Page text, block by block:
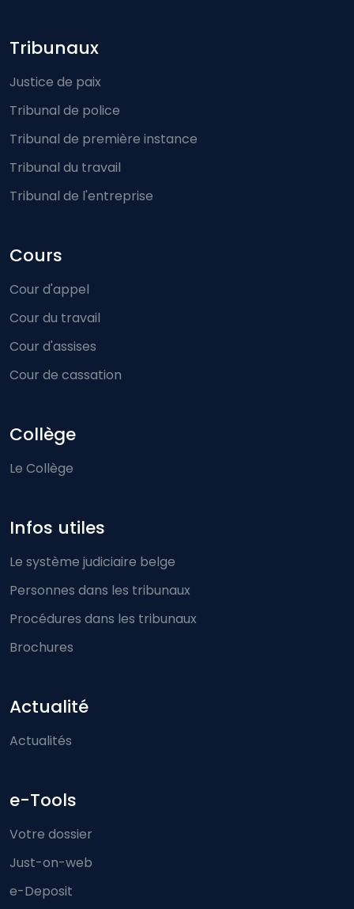
Footer-menu
Tribunaux
Justice de paix
Tribunal de police
Tribunal de première instance
Tribunal du travail
Tribunal de l'entreprise
Cours
Cour d'appel
Cour du travail
Cour d'assises
Cour de cassation
Collège
Le Collège
Infos utiles
Le système judiciaire belge
Personnes dans les tribunaux
Procédures dans les tribunaux
Brochures
Actualité
Actualités
e-Tools
Votre dossier
Just-on-web
e-Deposit